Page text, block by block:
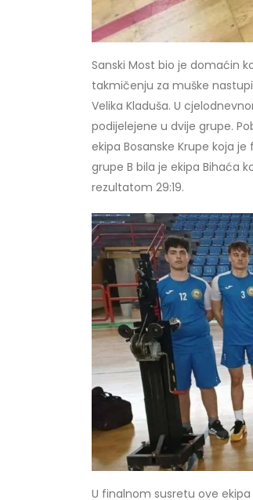
Sanski Most bio je domaćin
takmičenju za muške
Velika Kladuša. U
podijelejene u dvije grupe.
ekipa Bosanske Krupe koja je
grupe B bila je ekipa Bihaća
rezultatom 29:19.
U finalnom susretu ove ekipa